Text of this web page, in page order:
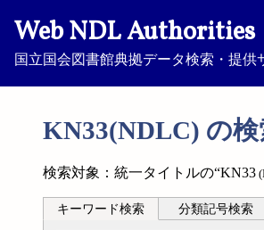
Web NDL Authorities
国立国会図書館典拠データ検索・提供
KN33(NDLC) の
検索対象：統一タイトルの“KN33
キーワード検索 分類記号検索